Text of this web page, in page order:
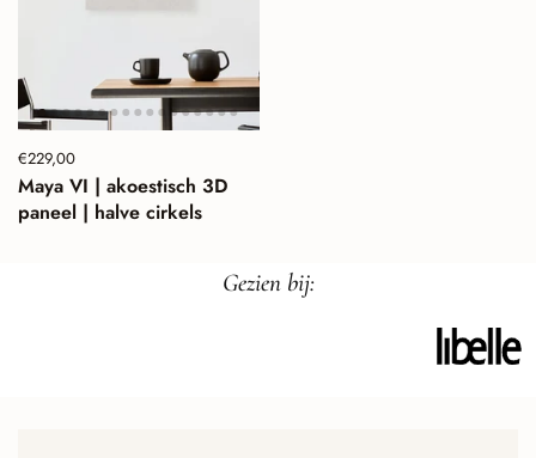
Prijs:
€229,00
Maya VI | akoestisch 3D
paneel | halve cirkels
Gezien bij: